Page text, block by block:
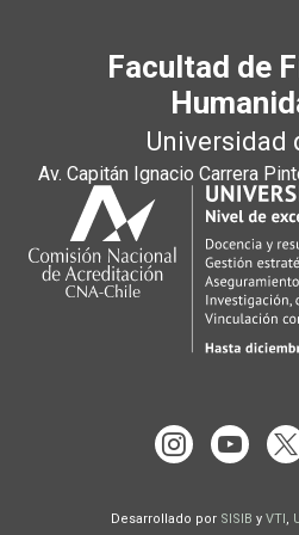
Facultad de
Universidad
Av. Capitán Ignacio Carrera
Desarrollado por SISIB y VTI,